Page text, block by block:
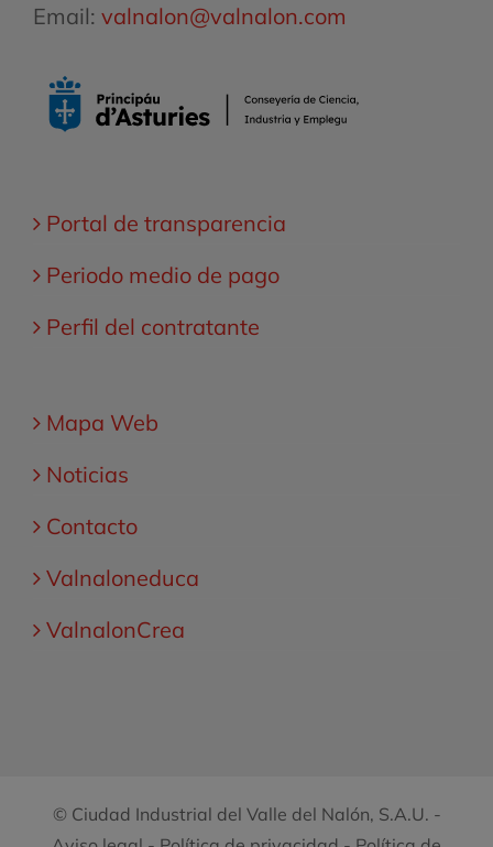
Email: valnalon@valnalon.com
Portal de transparencia
Periodo medio de pago
Perfil del contratante
Mapa Web
Noticias
Contacto
Valnaloneduca
ValnalonCrea
© Ciudad Industrial del Valle del Nalón, S.A.U. -